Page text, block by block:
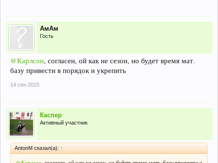
АмАм
Гость
@Карлсон, согласен, ой как не сезон, но будет время мат.
базу привести в порядок и укрепить
14 сен 2015
Каспер
Активный участник
AntonM сказал(а): ↑